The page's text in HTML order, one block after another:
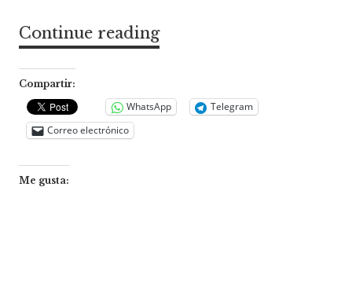
Continue readingCentro
Chinos,
Compartir:
WhatsApp
Telegram
Correo electrónico
Me gusta: